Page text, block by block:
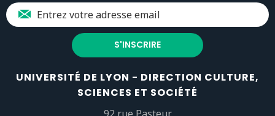
UNIVERSITÉ DE LYON - DIRECTION CULTURE,
SCIENCES ET SOCIÉTÉ